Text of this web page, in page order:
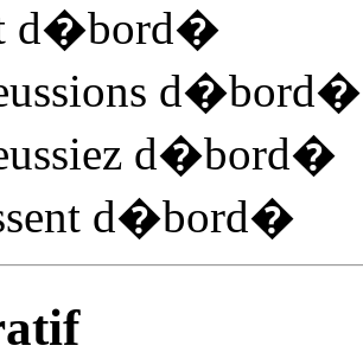
d�bord�
d�bord�
d�bord�
d�bord�